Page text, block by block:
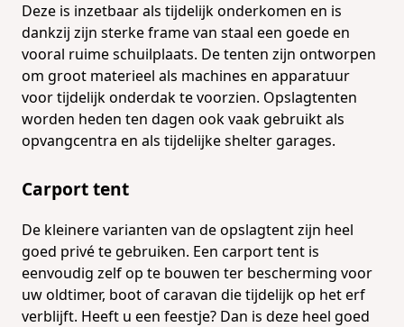
Deze is inzetbaar als tijdelijk onderkomen en is
dankzij zijn sterke frame van staal een goede en
vooral ruime schuilplaats. De tenten zijn ontworpen
om groot materieel als machines en apparatuur
voor tijdelijk onderdak te voorzien. Opslagtenten
worden heden ten dagen ook vaak gebruikt als
opvangcentra en als tijdelijke shelter garages.
Carport tent
De kleinere varianten van deopslagtentzijn heel
goed privé te gebruiken. Een carport tent is
eenvoudig zelf op te bouwen ter bescherming voor
uw oldtimer, boot of caravan die tijdelijk op het erf
verblijft. Heeft u een feestje? Dan is deze heel goed